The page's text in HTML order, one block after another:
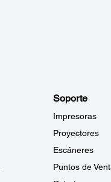
Soporte
Impresoras
Proyectores
Escáneres
Puntos de